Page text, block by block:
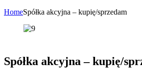
HomeSpółka akcyjna – kupię/sprzedam
Spółka akcyjna – kupię/